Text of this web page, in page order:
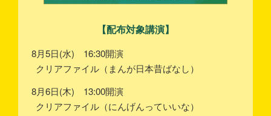
【配布対象講演】
8月5日(水) 16:30開演
クリアファイル（まんが日本昔ばなし）
8月6日(木) 13:00開演
クリアファイル（にんげんっていいな）